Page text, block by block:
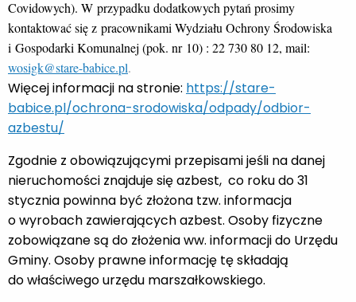
Covidowych). W przypadku dodatkowych pytań prosimy
kontaktować się z pracownikami Wydziału Ochrony Środowiska
i Gospodarki Komunalnej (pok. nr 10) : 22 730 80 12, mail:
wosigk@stare-babice.pl.
Więcej informacji na stronie: https://stare-
babice.pl/ochrona-srodowiska/odpady/odbior-
azbestu/
Zgodnie z obowiązującymi przepisami jeśli na danej
nieruchomości znajduje się azbest, co roku do 31
stycznia powinna być złożona tzw. informacja
o wyrobach zawierających azbest. Osoby fizyczne
zobowiązane są do złożenia ww. informacji do Urzędu
Gminy. Osoby prawne informację tę składają
do właściwego urzędu marszałkowskiego.